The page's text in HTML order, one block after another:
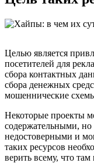
Целью является
посетителей для
сбора контактных
сбора денежных
мошеннические
Некоторые проекты
содержательными,
недостоверными и
таких ресурсов
верить всему, что там